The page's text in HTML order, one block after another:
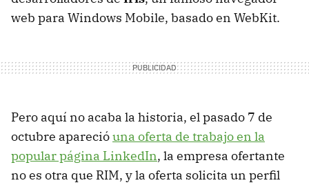
web para Windows Mobile, basado en WebKit.
Pero aquí no acaba la historia, el pasado 7 de
octubre aparecióuna oferta de trabajo en la
popular página LinkedIn, la empresa ofertante
no es otra que RIM, y la oferta solicita un perfil